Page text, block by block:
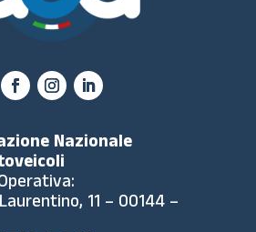
Nazionale
11 – 00144 –